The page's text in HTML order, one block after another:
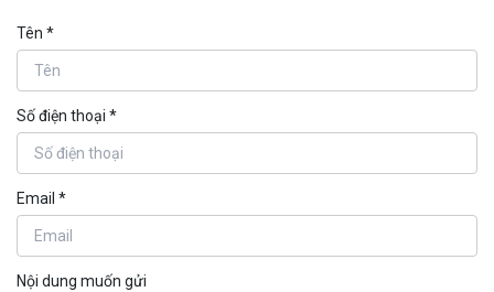
Tên *
Số điện thoại *
Email *
Nội dung muốn gửi